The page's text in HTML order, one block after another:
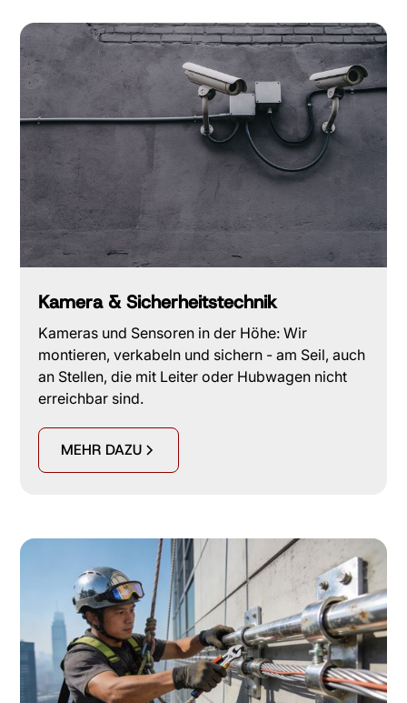
Kamera & Sicherheitstechnik
Kameras und Sensoren in der Höhe: Wir
montieren, verkabeln und sichern - am Seil, auch
an Stellen, die mit Leiter oder Hubwagen nicht
erreichbar sind.
MEHR DAZU